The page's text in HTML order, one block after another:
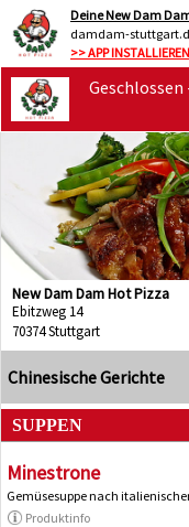
Deine New Dam
damdam-
>> APP INSTALLIEREN
New Dam Dam Hot Pizza
Ebitzweg 14
70374 Stuttgart
Chinesische Gerichte
SUPPEN
Minestrone
Gemüsesuppe nach
Produktinfo